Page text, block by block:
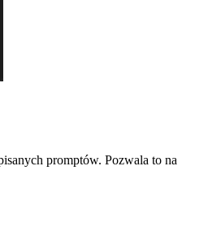
promptów. Pozwala to na